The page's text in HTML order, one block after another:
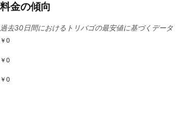
料金の傾向
過去30日間におけるトリバゴの最安値に基づくデータ
￥0
￥0
￥0